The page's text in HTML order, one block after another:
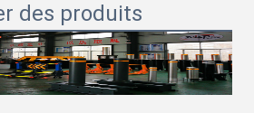
des produits